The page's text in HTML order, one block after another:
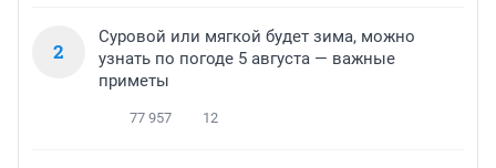
2
Суровой или мягкой будет зима, можно
узнать по погоде 5 августа — важные
приметы
77 957 12